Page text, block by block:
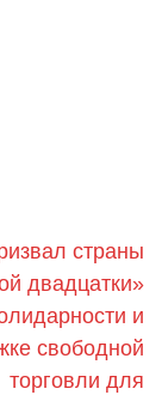
страны
двадцатки»
и
свободной
торговли для